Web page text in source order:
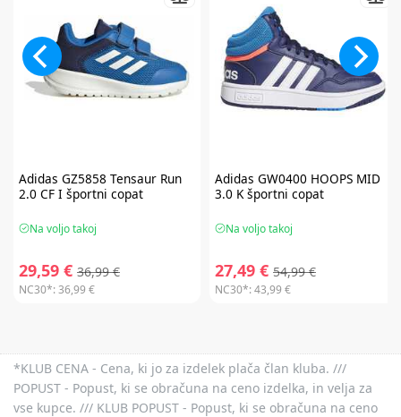
Adidas GZ5858 Tensaur Run
2.0 CF I športni copat
Na voljo takoj
29,59 € 36,99 €
NC30*:36,99 €
Adidas GW0400 HOOPS MID
3.0 K športni copat
Na voljo takoj
27,49 € 54,99 €
NC30*:43,99 €
*KLUB CENA - Cena, ki jo za izdelek plača član kluba. ///
POPUST - Popust, ki se obračuna na ceno izdelka, in velja za
vse kupce. /// KLUB POPUST - Popust, ki se obračuna na ceno